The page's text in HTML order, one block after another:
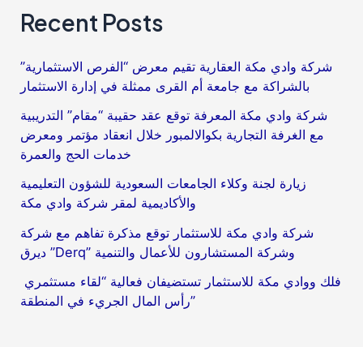
Recent Posts
شركة وادي مكة العقارية تقيم معرض “الفرص الاستثمارية”
بالشراكة مع جامعة أم القرى ممثلة في إدارة الاستثمار
شركة وادي مكة المعرفة توقع عقد حقيبة “مقام” التدريبية
مع الغرفة التجارية بكوالالمبور خلال انعقاد مؤتمر ومعرض
خدمات الحج والعمرة
زيارة لجنة وكلاء الجامعات السعودية للشؤون التعليمية
والأكاديمية لمقر شركة وادي مكة
شركة وادي مكة للاستثمار توقع مذكرة تفاهم مع شركة
ديرق ”Derq” وشركة المستشارون للأعمال والتنمية
رأس المال الجريء في المنطقة”